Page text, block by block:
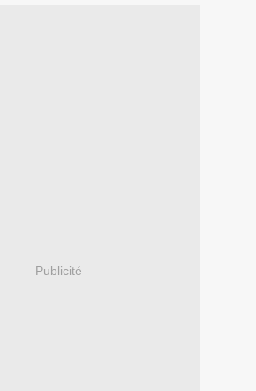
Publicité